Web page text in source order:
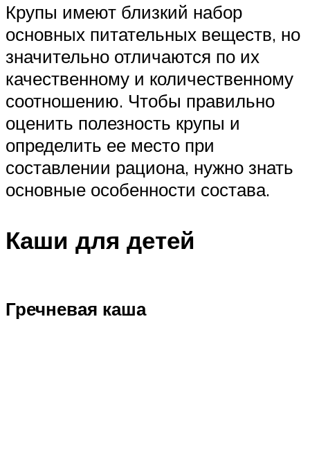
Крупы имеют близкий набор
основных питательных веществ, но
значительно отличаются по их
качественному и количественному
соотношению. Чтобы правильно
оценить полезность крупы и
определить ее место при
составлении рациона, нужно знать
основные особенности состава.
Каши для детей
Гречневая каша